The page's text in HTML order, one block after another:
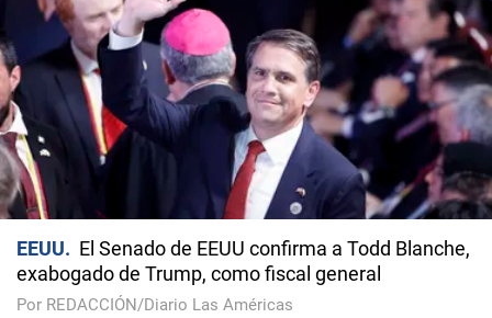
EEUU
El Senado de EEUU confirma a Todd Blanche,
exabogado de Trump, como fiscal general
Por REDACCIÓN/Diario Las Américas